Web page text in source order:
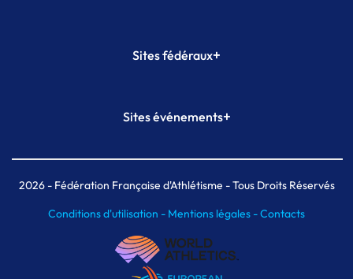
Sites fédéraux+
Plateforme Formation
Sites événements+
Meeting de Paris indoor
MAIF Ekiden de Paris
2026- Fédération Française d'Athlétisme - Tous Droits Réservés
Conditions d'utilisation - Mentions légales -Contacts